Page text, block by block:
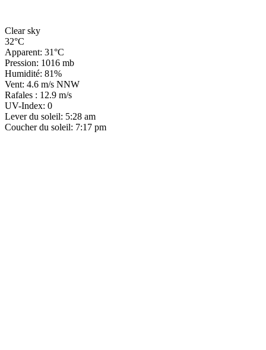
Clear sky
32°C
Apparent: 31°C
Pression: 1016 mb
Humidité: 81%
Vent: 4.6 m/s NNW
Rafales : 12.9 m/s
UV-Index: 0
Lever du soleil: 5:28 am
Coucher du soleil: 7:17 pm